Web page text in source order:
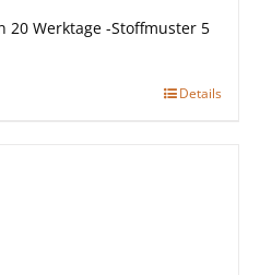
20 Werktage -Stoffmuster 5
Details